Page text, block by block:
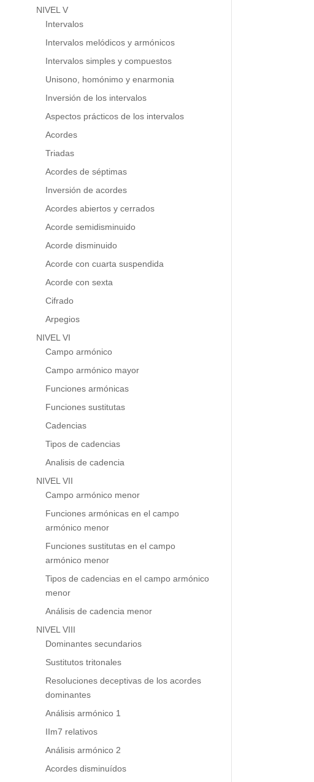
NIVEL V
Intervalos
Intervalos melódicos y armónicos
Intervalos simples y compuestos
Unisono, homónimo y enarmonia
Inversión de los intervalos
Aspectos prácticos de los intervalos
Acordes
Triadas
Acordes de séptimas
Inversión de acordes
Acordes abiertos y cerrados
Acorde semidisminuido
Acorde disminuido
Acorde con cuarta suspendida
Acorde con sexta
Cifrado
Arpegios
NIVEL VI
Campo armónico
Campo armónico mayor
Funciones armónicas
Funciones sustitutas
Cadencias
Tipos de cadencias
Analisis de cadencia
NIVEL VII
Campo armónico menor
Funciones armónicas en el campo
armónico menor
Funciones sustitutas en el campo
armónico menor
Tipos de cadencias en el campo armónico
menor
Análisis de cadencia menor
NIVEL VIII
Dominantes secundarios
Sustitutos tritonales
Resoluciones deceptivas de los acordes
dominantes
Análisis armónico 1
IIm7 relativos
Análisis armónico 2
Acordes disminuídos